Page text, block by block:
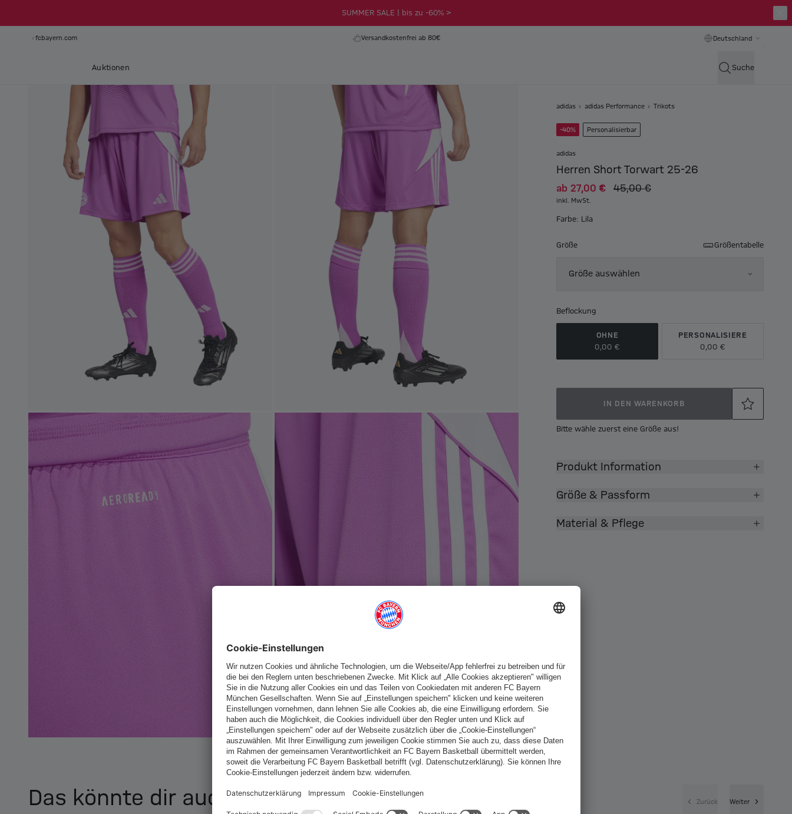
SUMMER SALE | bis zu -60% >
fcbayern.com Versandkostenfrei ab 80€ Deutschland
Auktionen Suche
adidas adidas Performance Trikots
-40% Personalisierbar
adidas
Herren Short Torwart 25-26
ab 27,00 € 45,00 €
inkl. MwSt.
Farbe: Lila
Größe Größentabelle
Größe auswählen
Beflockung
OHNE
0,00 €
PERSONALISIERE
0,00 €
IN DEN WARENKORB
Bitte wähle zuerst eine Größe aus!
Produkt Information
Größe & Passform
Material & Pflege
Das könnte dir auch gefallen Zurück Weiter
Möchtest du im StoreDeutschlandbleiben?
Ja,Deutschland, um dorthin zu liefern!